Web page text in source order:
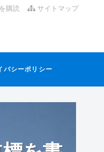
サイトマップ
購読
バシーポリシー